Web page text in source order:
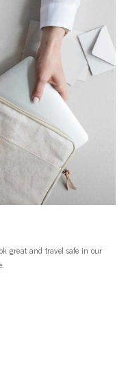
great and travel safe in our